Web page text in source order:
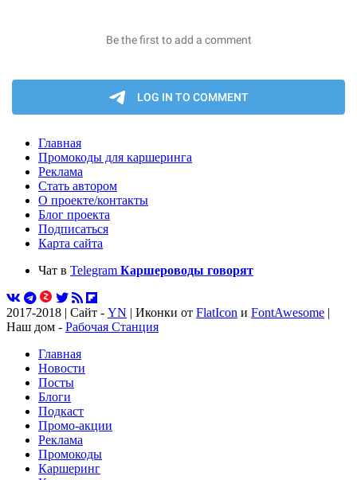
Главная
Промокоды для каршеринга
Реклама
Стать автором
О проекте/контакты
Блог проекта
Подписаться
Карта сайта
Чат в Telegram Каршероводы говорят
2017-2018 | Сайт - YN | Иконки от FlatIcon и FontAwesome |
Наш дом - Рабочая Станция
Главная
Новости
Посты
Блоги
Подкаст
Промо-акции
Реклама
Промокоды
Каршеринг